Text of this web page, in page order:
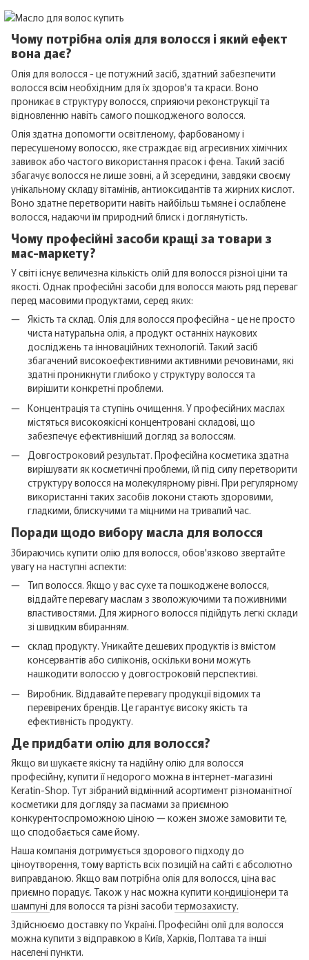
Чому потрібна олія для волосся і який ефект
вона дає?
Олія для волосся - це потужний засіб, здатний забезпечити
волосся всім необхідним для їх здоров'я та краси. Воно
проникає в структуру волосся, сприяючи реконструкції та
відновленню навіть самого пошкодженого волосся.
Олія здатна допомогти освітленому, фарбованому і
пересушеному волоссю, яке страждає від агресивних хімічних
завивок або частого використання прасок і фена. Такий засіб
збагачує волосся не лише зовні, а й зсередини, завдяки своєму
унікальному складу вітамінів, антиоксидантів та жирних кислот.
Воно здатне перетворити навіть найбільш тьмяне і ослаблене
волосся, надаючи їм природний блиск і доглянутість.
Чому професійні засоби кращі за товари з
мас-маркету?
У світі існує величезна кількість олій для волосся різної ціни та
якості. Однак професійні засоби для волосся мають ряд переваг
перед масовими продуктами, серед яких:
Якість та склад. Олія для волосся професійна - це не просто
чиста натуральна олія, а продукт останніх наукових
досліджень та інноваційних технологій. Такий засіб
збагачений високоефективними активними речовинами, які
здатні проникнути глибоко у структуру волосся та
вирішити конкретні проблеми.
Концентрація та ступінь очищення. У професійних маслах
містяться високоякісні концентровані складові, що
забезпечує ефективніший догляд за волоссям.
Довгостроковий результат. Професійна косметика здатна
вирішувати як косметичні проблеми, їй під силу перетворити
структуру волосся на молекулярному рівні. При регулярному
використанні таких засобів локони стають здоровими,
гладкими, блискучими та міцними на тривалий час.
Поради щодо вибору масла для волосся
Збираючись купити олію для волосся, обов'язково звертайте
увагу на наступні аспекти:
Тип волосся. Якщо у вас сухе та пошкоджене волосся,
віддайте перевагу маслам з зволожуючими та поживними
властивостями. Для жирного волосся підійдуть легкі склади
зі швидким вбиранням.
склад продукту. Уникайте дешевих продуктів із вмістом
консервантів або силіконів, оскільки вони можуть
нашкодити волоссю у довгостроковій перспективі.
Виробник. Віддавайте перевагу продукції відомих та
перевірених брендів. Це гарантує високу якість та
ефективність продукту.
Де придбати олію для волосся?
Якщо ви шукаєте якісну та надійну олію для волосся
професійну, купити її недорого можна в інтернет-магазині
Keratin-Shop. Тут зібраний відмінний асортимент різноманітної
косметики для догляду за пасмами за приємною
конкурентоспроможною ціною — кожен зможе замовити те,
що сподобається саме йому.
Наша компанія дотримується здорового підходу до
ціноутворення, тому вартість всіх позицій на сайті є абсолютно
виправданою. Якщо вам потрібна олія для волосся, ціна вас
приємно порадує. Також у нас можна купити кондиціонери та
шампуні для волосся та різні засоби термозахисту.
Здійснюємо доставку по Україні. Професійні олії для волосся
можна купити з відправкою в Київ, Харків, Полтава та інші
населені пункти.